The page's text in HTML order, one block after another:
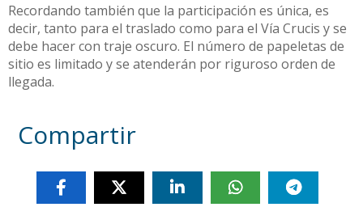
Recordando también que la participación es única, es
decir, tanto para el traslado como para el Vía Crucis y se
debe hacer con traje oscuro. El número de papeletas de
sitio es limitado y se atenderán por riguroso orden de
llegada.
Compartir